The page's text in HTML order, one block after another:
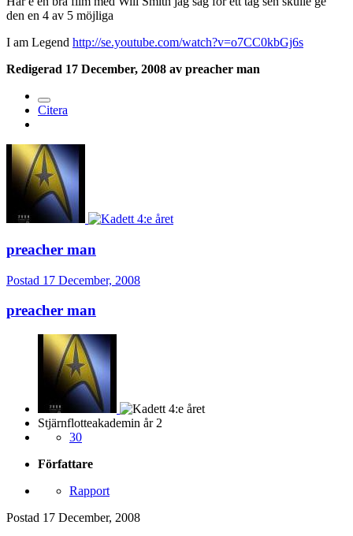
den en 4 av 5 möjliga
I am Legend http://se.youtube.com/watch?v=o7CC0kbGj6s
Redigerad 17 December, 2008 av preacher man
Citera
preacher man
Postad 17 December, 2008
preacher man
Stjärnflotteakademin år 2
30
Författare
Rapport
Postad 17 December, 2008